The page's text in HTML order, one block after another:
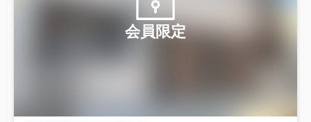
会員限定